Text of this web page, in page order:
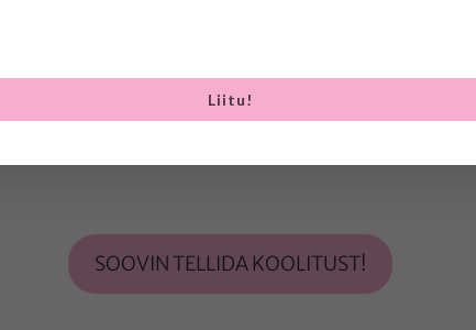
mahule ja osalejate arvule. Täpsema info
SOOVIN TELLIDA KOOLITUST!
Liitu!